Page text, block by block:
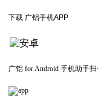
下载 广铝手机APP
广铝 for Android 手机助手